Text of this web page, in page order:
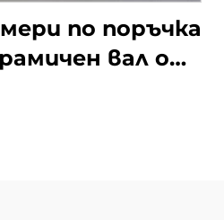
по поръчка
вал от